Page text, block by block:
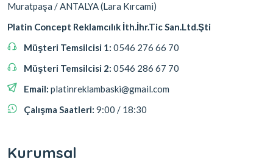
Muratpaşa / ANTALYA (Lara Kırcami)
Platin Concept Reklamcılık İth.İhr.Tic San.Ltd.Şti
Müşteri Temsilcisi 1: 0546 276 66 70
Müşteri Temsilcisi 2: 0546 286 67 70
Email: platinreklambaski@gmail.com
Çalışma Saatleri: 9:00 / 18:30
Kurumsal